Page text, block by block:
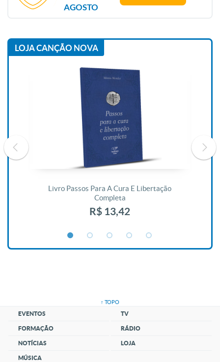
AGOSTO
LOJA CANÇÃO NOVA
Livro Passos Para A Cura E Libertação
Completa
R$ 13,42
↑ TOPO
EVENTOS
FORMAÇÃO
NOTÍCIAS
MÚSICA
TV
RÁDIO
LOJA